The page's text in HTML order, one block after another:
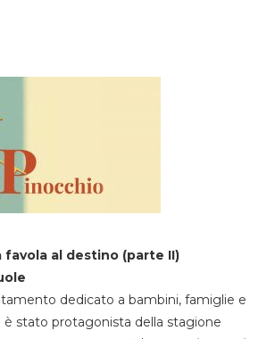
favola al destino (parte II)
dedicato a bambini, famiglie e
è stato protagonista della stagione